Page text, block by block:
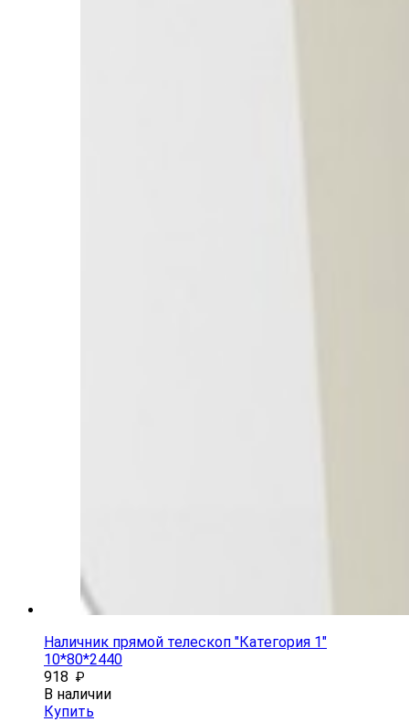
Наличник прямой телескоп "Категория 1"
10*80*2440
918 ₽
В наличии
Купить